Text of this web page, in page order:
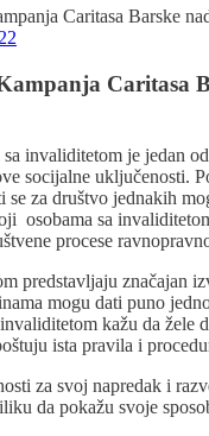
Caritasa
invaliditetom je jedan
socijalne uključenosti.
se za društvo jednakih
osobama sa
procese
predstavljaju značajan
mogu dati puno
kažu da žele
ista pravila i
za svoj napredak i
da pokažu svoje